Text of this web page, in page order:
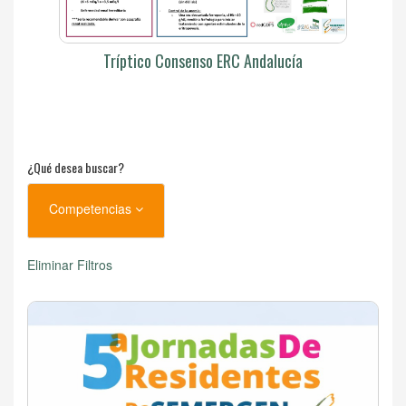
Tríptico Consenso ERC Andalucía
¿Qué desea buscar?
Competencias
Eliminar Filtros